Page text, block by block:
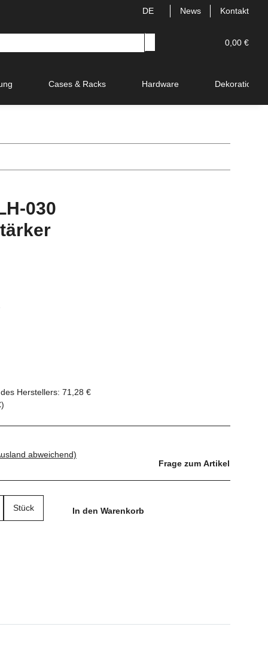
DE News Kontakt
0,00 €
Cases & Racks Hardware Dekoration
030
Herstellers: 71,28 €
)
abweichend)
Frage zum Artikel
Stück In den Warenkorb